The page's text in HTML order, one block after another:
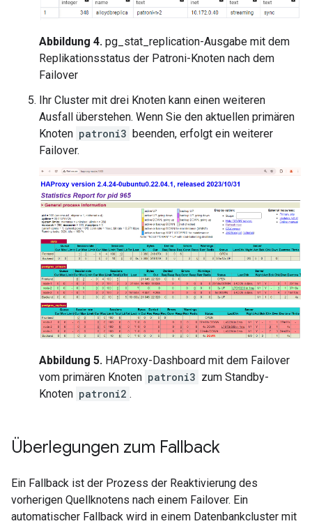
Abbildung 4. pg_stat_replication-Ausgabe mit dem
Replikationsstatus der Patroni-Knoten nach dem
Failover
Ihr Cluster mit drei Knoten kann einen weiteren
Ausfall überstehen. Wenn Sie den aktuellen primären
Knoten patroni3 beenden, erfolgt ein weiterer
Failover.
Abbildung 5. HAProxy-Dashboard mit dem Failover
vom primären Knoten patroni3 zum Standby-
Knoten patroni2 .
Überlegungen zum Fallback
Ein Fallback ist der Prozess der Reaktivierung des
vorherigen Quellknotens nach einem Failover. Ein
automatischer Fallback wird in einem Datenbankcluster mit